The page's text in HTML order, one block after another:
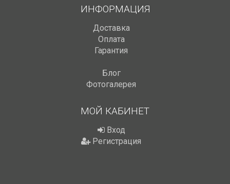
ИНФОРМАЦИЯ
Доставка
Оплата
Гарантия
Блог
Фотогалерея
МОЙ КАБИНЕТ
Вход
Регистрация